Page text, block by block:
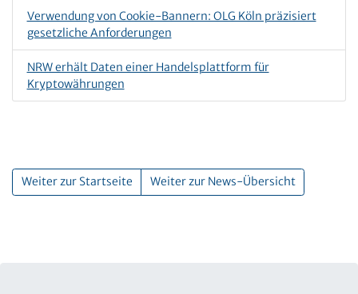
Verwendung von Cookie-Bannern: OLG Köln präzisiert
gesetzliche Anforderungen
NRW erhält Daten einer Handelsplattform für
Kryptowährungen
Weiter zur Startseite Weiter zur News-Übersicht